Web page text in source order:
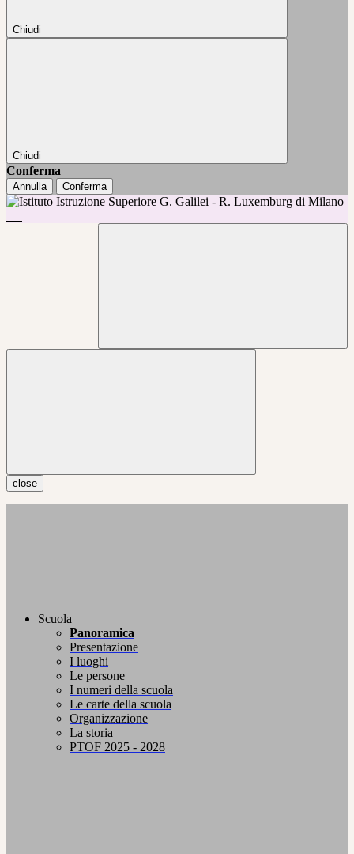
Chiudi
Chiudi
Conferma
Annulla Conferma
close
Scuola
Panoramica
Presentazione
I luoghi
Le persone
I numeri della scuola
Le carte della scuola
Organizzazione
La storia
PTOF 2025 - 2028